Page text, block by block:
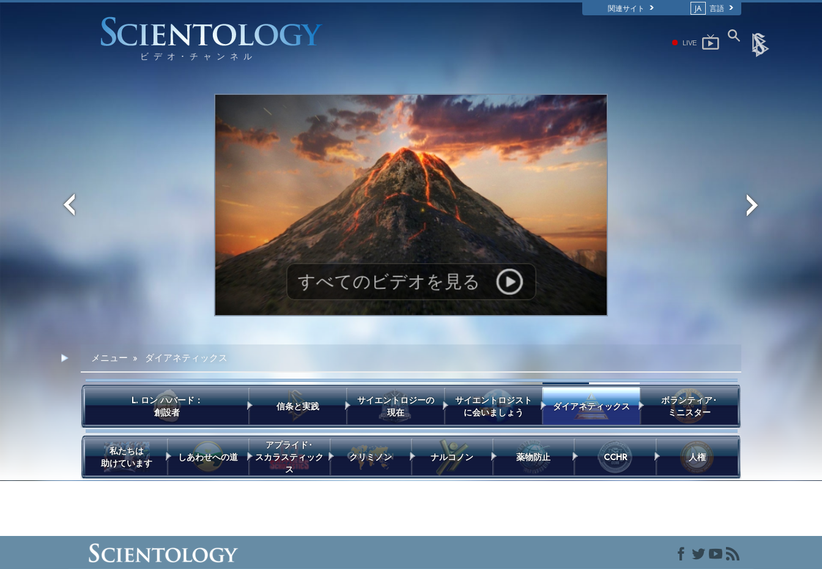
関連サイト JA 言語
LIVE
すべてのビデオを見る
メニュー » ダイアネティックス
L. ロン ハバード：
創設者
信条と実践
サイエントロジーの
現在
サイエントロジスト
に会いましょう
ダイアネティックス
ボランティア･
ミニスター
私たちは
助けています
しあわせへの道
アプライド･
スカラスティック
ス
クリミノン ナルコノン 薬物防止 CCHR 人権